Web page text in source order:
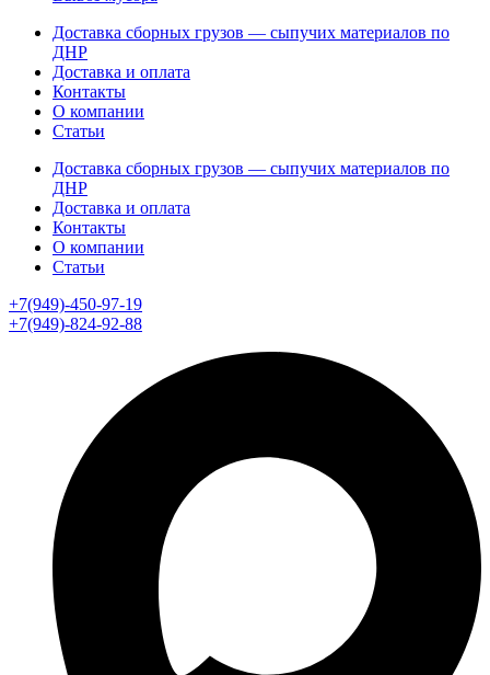
Доставка сборных грузов — сыпучих материалов по
ДНР
Доставка и оплата
Контакты
О компании
Статьи
Доставка сборных грузов — сыпучих материалов по
ДНР
Доставка и оплата
Контакты
О компании
Статьи
+7(949)-450-97-19
+7(949)-824-92-88